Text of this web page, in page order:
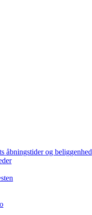
åbningstider og beliggenhed